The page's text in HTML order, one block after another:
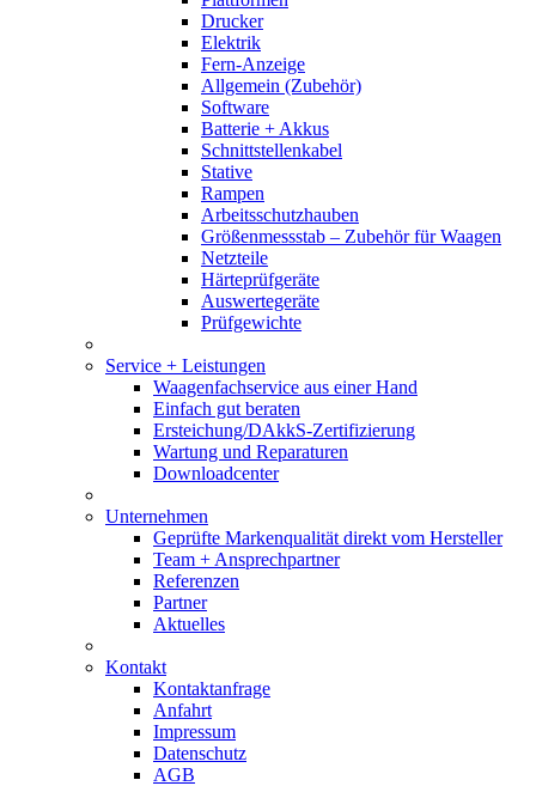
Drucker
Elektrik
Fern-Anzeige
Allgemein (Zubehör)
Software
Batterie + Akkus
Schnittstellenkabel
Stative
Rampen
Arbeitsschutzhauben
Größenmessstab – Zubehör für Waagen
Netzteile
Härteprüfgeräte
Auswertegeräte
Prüfgewichte
Service + Leistungen
Waagenfachservice aus einer Hand
Einfach gut beraten
Ersteichung/DAkkS-Zertifizierung
Wartung und Reparaturen
Downloadcenter
Unternehmen
Geprüfte Markenqualität direkt vom Hersteller
Team + Ansprechpartner
Referenzen
Partner
Aktuelles
Kontakt
Kontaktanfrage
Anfahrt
Impressum
Datenschutz
AGB